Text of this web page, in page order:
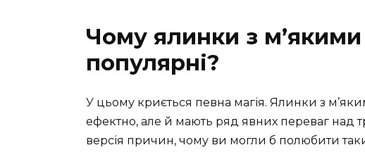
Чому ялинки з
популярні?
У цьому криється певна магія. Ялинки з
ефектно, але й мають ряд явних переваг над
версія причин, чому ви могли б полюбити